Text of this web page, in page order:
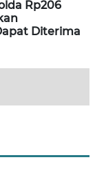
Rp206
Diterima